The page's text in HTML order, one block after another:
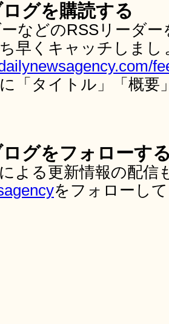
グを購読する
などのRSSリーダ
早くキャッチしま
「タイトル」「概要
グをフォローす
よる更新情報の配
をフォローし